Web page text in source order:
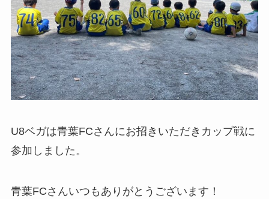
U8ベガは青葉FCさんにお招きいただきカップ戦に
参加しました。
青葉FCさんいつもありがとうございます！